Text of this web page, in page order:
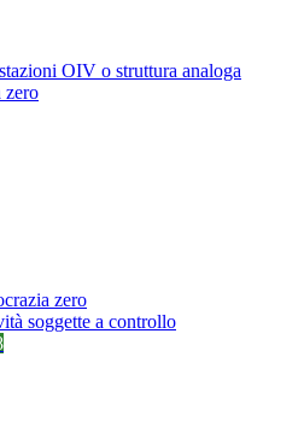
OIV o struttura analoga
zero
zero
soggette a controllo